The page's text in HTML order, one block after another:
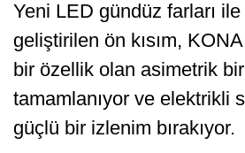
Yeni LED gündüz farları
geliştirilen ön kısım,
bir özellik olan asimetrik
tamamlanıyor ve elektrikli
güçlü bir izlenim bırakıyor.